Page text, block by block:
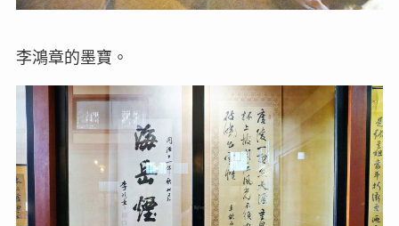
李鴻章的墨寶。